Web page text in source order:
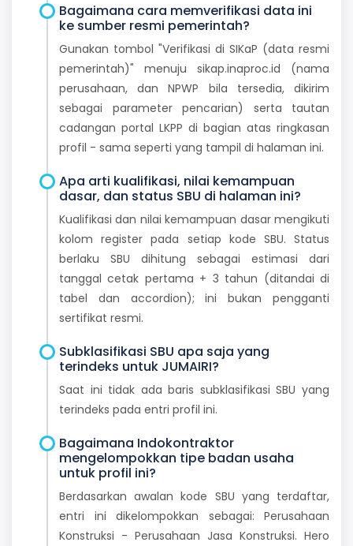
Bagaimana cara memverifikasi data ini
ke sumber resmi pemerintah?
Gunakan tombol "Verifikasi di SIKaP (data resmi
pemerintah)" menuju sikap.inaproc.id (nama
perusahaan, dan NPWP bila tersedia, dikirim
sebagai parameter pencarian) serta tautan
cadangan portal LKPP di bagian atas ringkasan
profil - sama seperti yang tampil di halaman ini.
Apa arti kualifikasi, nilai kemampuan
dasar, dan status SBU di halaman ini?
Kualifikasi dan nilai kemampuan dasar mengikuti
kolom register pada setiap kode SBU. Status
berlaku SBU dihitung sebagai estimasi dari
tanggal cetak pertama + 3 tahun (ditandai di
tabel dan accordion); ini bukan pengganti
sertifikat resmi.
Subklasifikasi SBU apa saja yang
terindeks untuk JUMAIRI?
Saat ini tidak ada baris subklasifikasi SBU yang
terindeks pada entri profil ini.
Bagaimana Indokontraktor
mengelompokkan tipe badan usaha
untuk profil ini?
Berdasarkan awalan kode SBU yang terdaftar,
entri ini dikelompokkan sebagai: Perusahaan
Konstruksi - Perusahaan Jasa Konstruksi. Hero